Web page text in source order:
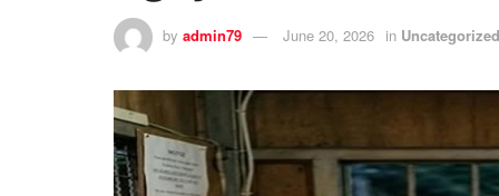
by admin79 June 20, 2026 in Uncategorized